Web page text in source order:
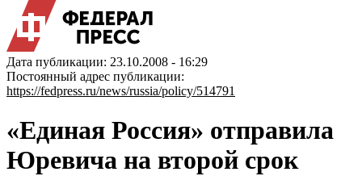
Дата публикации: 23.10.2008 - 16:29
Постоянный адрес публикации:
https://fedpress.ru/news/russia/policy/514791
«Единая Россия» отправила
Юревича на второй срок